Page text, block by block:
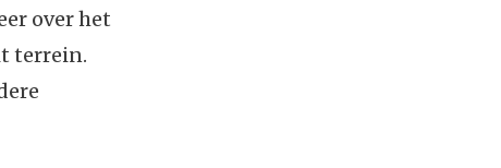
over het
terrein.